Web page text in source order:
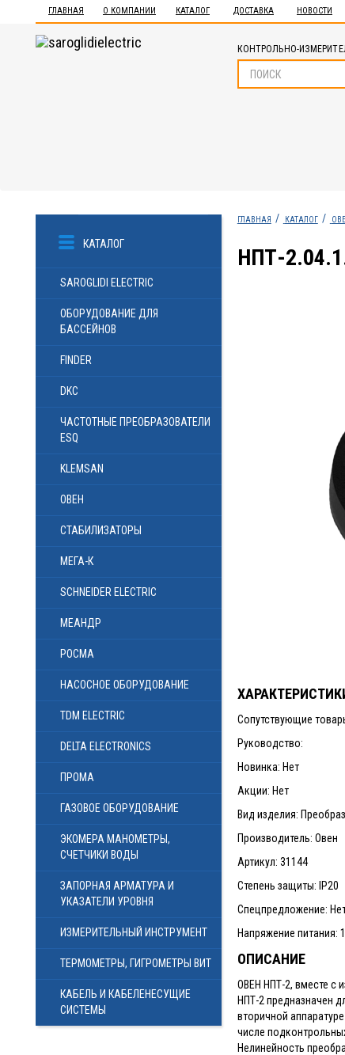
ГЛАВНАЯ О КОМПАНИИ КАТАЛОГ ДОСТАВКА НОВОСТИ
КОНТРОЛЬНО-
КАТАЛОГ
SAROGLIDI ELECTRIC
ОБОРУДОВАНИЕ ДЛЯ
БАССЕЙНОВ
FINDER
DKC
ЧАСТОТНЫЕ ПРЕОБРАЗОВАТЕЛИ
ESQ
KLEMSAN
ОВЕН
СТАБИЛИЗАТОРЫ
МЕГА-К
SCHNEIDER ELECTRIC
МЕАНДР
РОСМА
НАСОСНОЕ ОБОРУДОВАНИЕ
TDM ELECTRIC
DELTA ELECTRONICS
ПРОМА
ГАЗОВОЕ ОБОРУДОВАНИЕ
ЭКОМЕРА МАНОМЕТРЫ,
СЧЕТЧИКИ ВОДЫ
ЗАПОРНАЯ АРМАТУРА И
УКАЗАТЕЛИ УРОВНЯ
ИЗМЕРИТЕЛЬНЫЙ ИНСТРУМЕНТ
ТЕРМОМЕТРЫ, ГИГРОМЕТРЫ ВИТ
КАБЕЛЬ И КАБЕЛЕНЕСУЩИЕ
СИСТЕМЫ
ГЛАВНАЯ КАТАЛОГ
НПТ-
Сопутствующие
Руководство:
Новинка: Нет
Акции: Нет
Вид изделия:
Производитель: Овен
Артикул: 31144
Степень защиты: IP20
Спецпредложение:
Напряжение питания:
ОПИСАНИЕ
ОВЕН НПТ-2, вместе с
НПТ-2 предназначен
вторичной
числе
Нелинейность